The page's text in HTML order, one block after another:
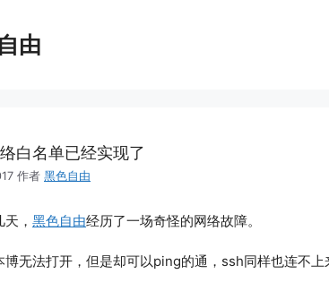
由
白名单已经实现了
作者 黑色自由
， 黑色自由经历了一场奇怪的网络故障。
博无法打开，但是却可以ping的通，ssh同样也连不上